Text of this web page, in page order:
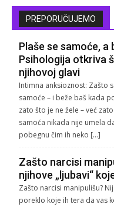
PREPORUČUJEMO
Plaše se samoće, a
Psihologija otkriva
njihovoj glavi
Intimna anksioznost: Zašto
samoće – i beže baš kada
zato što je ne žele – već
samoća nikada nije umela
pobegnu čim ih neko […]
Zašto narcisi
njihove „ljubavi“
Zašto narcisi manipulišu?
poreklo koje ih tera da vas